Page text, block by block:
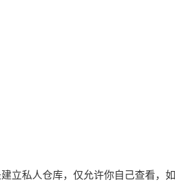
立私人仓库，仅允许你自己查看，